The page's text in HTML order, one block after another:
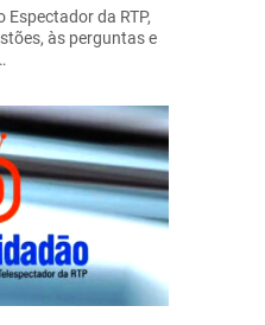
da RTP,
às perguntas e